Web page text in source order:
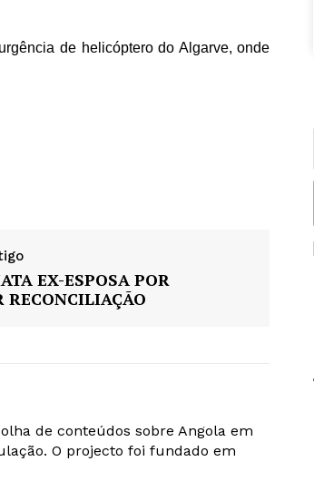
de helicóptero do Algarve, onde
EX-ESPOSA POR
RECONCILIAÇÃO
de conteúdos sobre Angola em
O projecto foi fundado em